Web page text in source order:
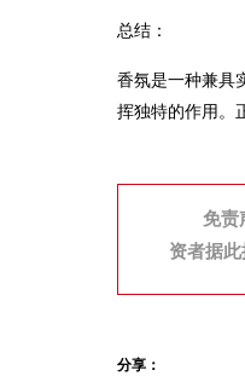
总结：
香氛是一种兼具
挥独特的作用。
免责
资者据
分享：